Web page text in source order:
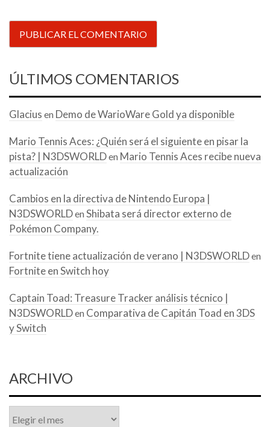
ÚLTIMOS COMENTARIOS
Glacius en Demo de WarioWare Gold ya disponible
Mario Tennis Aces: ¿Quién será el siguiente en pisar la
pista? | N3DSWORLDen Mario Tennis Aces recibe nueva
actualización
Cambios en la directiva de Nintendo Europa |
N3DSWORLDen Shibata será director externo de
Pokémon Company.
Fortnite tiene actualización de verano | N3DSWORLDen
Fortnite en Switch hoy
Captain Toad: Treasure Tracker análisis técnico |
N3DSWORLDen Comparativa de Capitán Toad en 3DS
y Switch
ARCHIVO